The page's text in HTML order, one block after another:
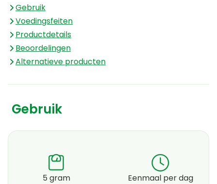
Gebruik
Voedingsfeiten
Productdetails
Beoordelingen
Alternatieve producten
Gebruik
5 gram Eenmaal per dag